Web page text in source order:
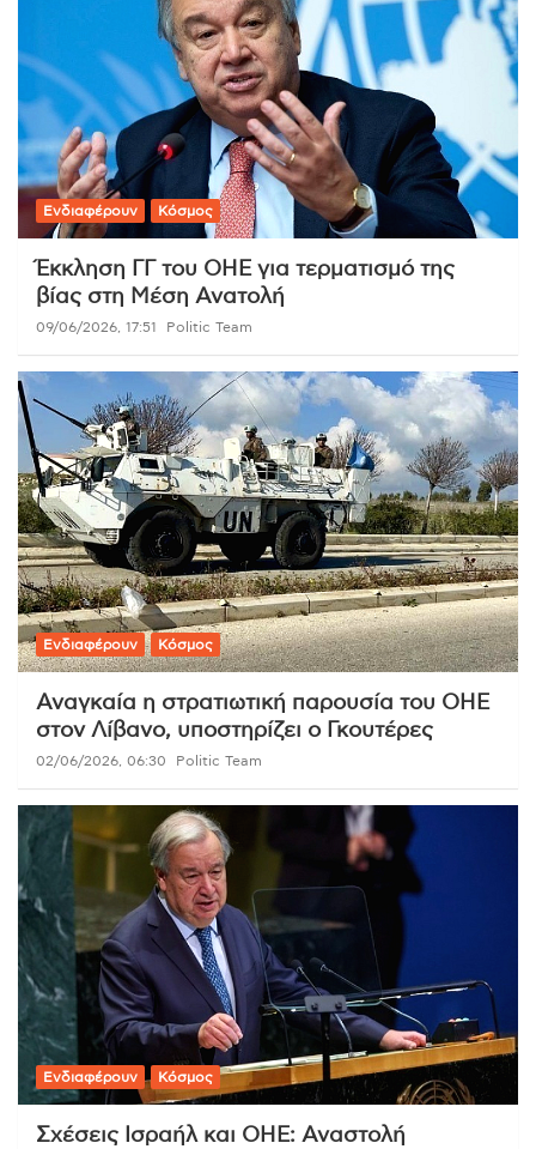
Ενδιαφέρουν Κόσμος
Έκκληση ΓΓ του ΟΗΕ για τερματισμό της
βίας στη Μέση Ανατολή
09/06/2026, 17:51 Politic Team
Ενδιαφέρουν Κόσμος
Αναγκαία η στρατιωτική παρουσία του ΟΗΕ
στον Λίβανο, υποστηρίζει ο Γκουτέρες
02/06/2026, 06:30 Politic Team
Ενδιαφέρουν Κόσμος
Σχέσεις Ισραήλ και ΟΗΕ: Αναστολή